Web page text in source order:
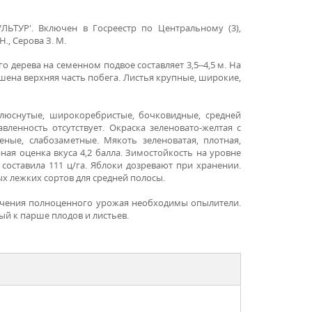
Включен в Госреестр по Центральному (3),
Серова З. М.
дерева на семенном подвое составляет 3,5–4,5 м. На
верхняя часть побега. Листья крупные, широкие,
широкоребристые, бочковидные, средней
отсутствует. Окраска зеленовато-желтая с
слабозаметные. Мякоть зеленоватая, плотная,
оценка вкуса 4,2 балла. Зимостойкость на уровне
111 ц/га. Яблоки дозревают при хранении.
лежких сортов для средней полосы.
полноценного урожая необходимы опылители.
к парше плодов и листьев.